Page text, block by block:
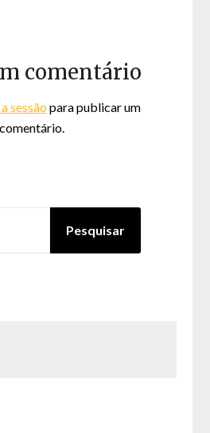
comentário
sessão para publicar um
comentário.
Pesquisar